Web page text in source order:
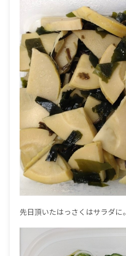
先日頂いたはっさくはサラダに。